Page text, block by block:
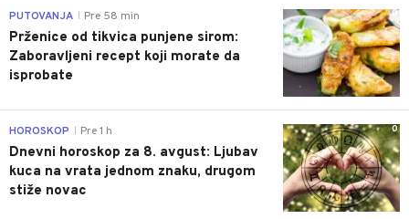
0
PUTOVANJA Pre 58 min
Prženice od tikvica punjene sirom:
Zaboravljeni recept koji morate da
isprobate
0
HOROSKOP Pre 1 h
Dnevni horoskop za 8. avgust: Ljubav
kuca na vrata jednom znaku, drugom
stiže novac